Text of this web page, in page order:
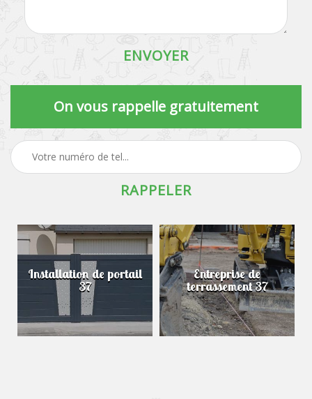
On vous rappelle gratuitement
Installation de portail
37
Entreprise de
terrassement 37